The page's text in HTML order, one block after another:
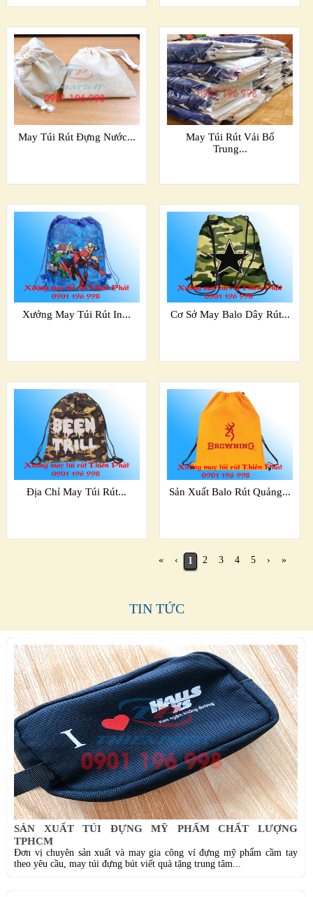
May Túi Rút Đựng Nước...
May Túi Rút Vải Bố
Trung...
Xưởng May Túi Rút In... Cơ Sở May Balo Dây Rút...
Địa Chỉ May Túi Rút... Sản Xuất Balo Rút Quảng...
« ‹ 1 2 3 4 5 › »
TIN TỨC
SẢN XUẤT TÚI ĐỰNG MỸ PHẨM CHẤT LƯỢNG
TPHCM
Đơn vị chuyên sản xuất và may gia công ví đựng mỹ phẩm cầm tay
theo yêu cầu, may túi đựng bút viết quà tặng trung tâm...